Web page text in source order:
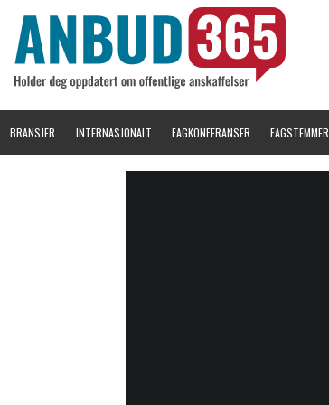
BRANSJER INTERNASJONALT FAGKONFERANSER FAGSTEMMER